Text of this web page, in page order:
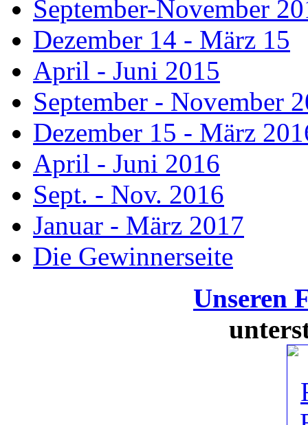
September-November
Dezember 14 - März 15
April - Juni 2015
September - November
Dezember 15 - März
April - Juni 2016
Sept. - Nov. 2016
Januar - März 2017
Die Gewinnerseite
Unseren